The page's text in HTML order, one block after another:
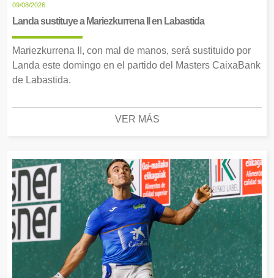
09/08/2026
Landa sustituye a Mariezkurrena II en Labastida
Mariezkurrena II, con mal de manos, será sustituido por
Landa este domingo en el partido del Masters CaixaBank
de Labastida.
VER MÁS